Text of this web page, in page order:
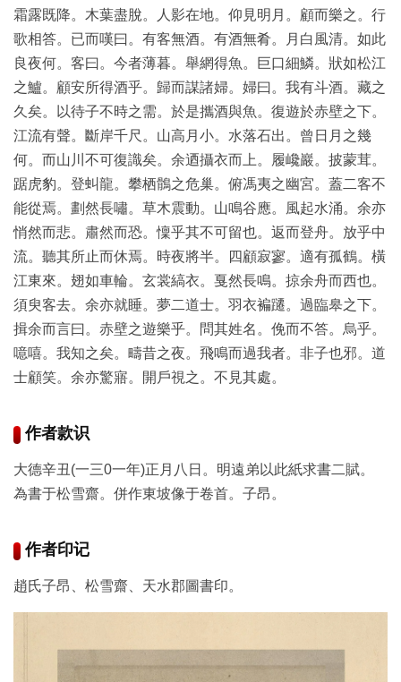
霜露既降。木葉盡脫。人影在地。仰見明月。顧而樂之。行
歌相答。已而嘆曰。有客無酒。有酒無肴。月白風清。如此
良夜何。客曰。今者薄暮。舉網得魚。巨口細鱗。狀如松江
之鱸。顧安所得酒乎。歸而謀諸婦。婦曰。我有斗酒。藏之
久矣。以待子不時之需。於是攜酒與魚。復遊於赤壁之下。
江流有聲。斷岸千尺。山高月小。水落石出。曾日月之幾
何。而山川不可復識矣。余迺攝衣而上。履巉巖。披蒙茸。
踞虎豹。登虯龍。攀栖鶻之危巢。俯馮夷之幽宮。蓋二客不
能從焉。劃然長嘯。草木震動。山鳴谷應。風起水涌。余亦
悄然而悲。肅然而恐。懍乎其不可留也。返而登舟。放乎中
流。聽其所止而休焉。時夜將半。四顧寂寥。適有孤鶴。橫
江東來。翅如車輪。玄裳縞衣。戛然長鳴。掠余舟而西也。
須臾客去。余亦就睡。夢二道士。羽衣褊躚。過臨皋之下。
揖余而言曰。赤壁之遊樂乎。問其姓名。俛而不答。烏乎。
噫嘻。我知之矣。疇昔之夜。飛鳴而過我者。非子也邪。道
士顧笑。余亦驚寤。開戶視之。不見其處。
作者款识
大德辛丑(一三0一年)正月八日。明遠弟以此紙求書二賦。
為書于松雪齋。併作東坡像于卷首。子昂。
作者印记
趙氏子昂、松雪齋、天水郡圖書印。
经
部
史
部
工
具
查
/
Query
法
典